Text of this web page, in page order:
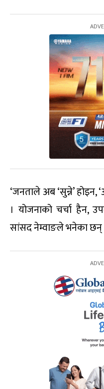
‘जनताले अब ‘सुन्ने’
। योजनाको चर्चा हैन,
सांसद नेम्वाङले भनेका छन्